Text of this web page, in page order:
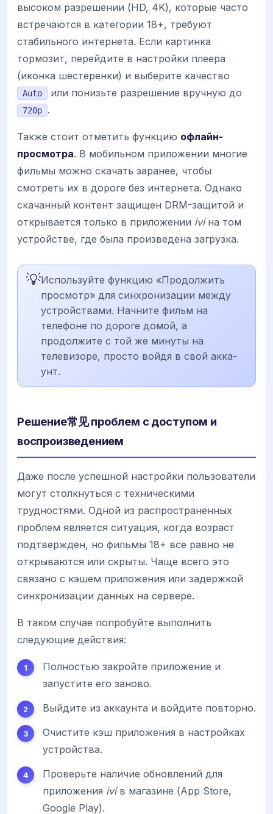
высоком разрешении (HD, 4K), которые часто
встречаются в категории 18+, требуют
стабильного интернета. Если картинка
тормозит, перейдите в настройки плеера
(иконка шестеренки) и выберите качество
Auto или понизьте разрешение вручную до
720p .
Также стоит отметить функцию офлайн-
просмотра. В мобильном приложении многие
фильмы можно скачать заранее, чтобы
смотреть их в дороге без интернета. Однако
скачанный контент защищен DRM-защитой и
открывается только в приложении iviна том
устройстве, где была произведена загрузка.
💡Используйте функцию «Продолжить
просмотр» для синхронизации между
устройствами. Начните фильм на
телефоне по дороге домой, а
продолжите с той же минуты на
телевизоре, просто войдя в свой акка-
унт.
Решение常见 проблем с доступом и
воспроизведением
Даже после успешной настройки пользователи
могут столкнуться с техническими
трудностями. Одной из распространенных
проблем является ситуация, когда возраст
подтвержден, но фильмы 18+ все равно не
открываются или скрыты. Чаще всего это
связано с кэшем приложения или задержкой
синхронизации данных на сервере.
В таком случае попробуйте выполнить
следующие действия:
Полностью закройте приложение и
запустите его заново.
Выйдите из аккаунта и войдите повторно.
Очистите кэш приложения в настройках
устройства.
Проверьте наличие обновлений для
приложения iviв магазине (App Store,
Google Play).